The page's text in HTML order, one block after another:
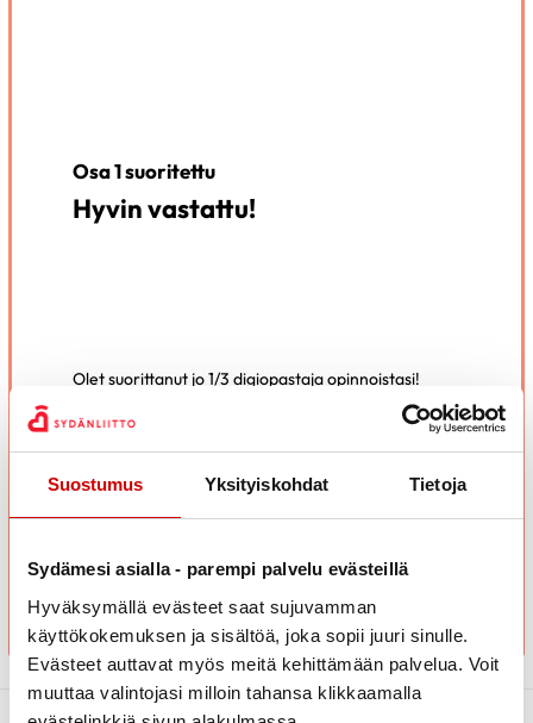
Suostumus Yksityiskohdat Tietoja
Sydämesi asialla - parempi palvelu evästeillä
Hyväksymällä evästeet saat sujuvamman
käyttökokemuksen ja sisältöä, joka sopii juuri sinulle.
Evästeet auttavat myös meitä kehittämään palvelua. Voit
muuttaa valintojasi milloin tahansa klikkaamalla
Osa 1 suoritettu
Hyvin vastattu!
Olet suorittanut jo 1/3 digiopastaja opinnoistasi!
Viimeistään nyt on hyvä pitää pieni tauko ja sulatella
oppimaasi.
SIIRRY OSAAN 2